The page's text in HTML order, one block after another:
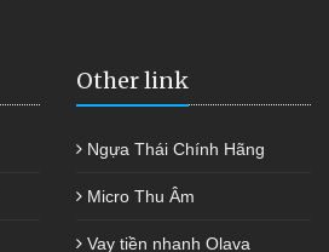
Other link
Ngựa Thái Chính Hãng
Micro Thu Âm
Vay tiền nhanh Olava